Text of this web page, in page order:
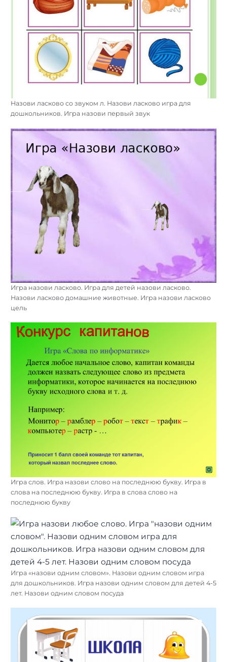
Назови ласково со звуком л. Назови ласково игра для
дошкольников. Игра назови первый звук
Игра назови ласково. Игра для детей назови ласково.
Назови ласково домашние животные. Игра назови ласково
цель
Игра слов. Игра назови слово на последнюю букву. Игра в
слова на последнюю букву. Игра в слова слово на
последнюю букву
Игра «назови одним словом». Назови одним словом игра
для дошкольников. Игра назови одним словом для детей 4-5
лет. Назови одним словом посуда